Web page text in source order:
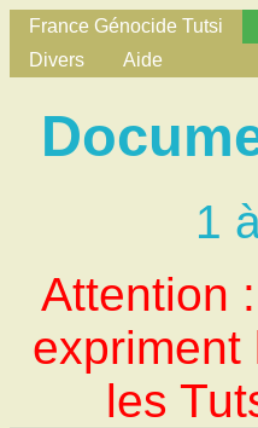
France Génocide Tutsi
Divers
Aide
1
Attention
expriment
les